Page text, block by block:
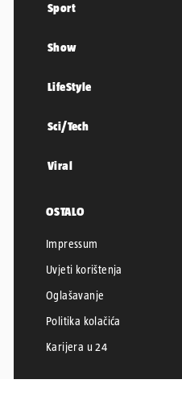
Sport
Show
LifeStyle
Sci/Tech
Viral
OSTALO
Impressum
Uvjeti korištenja
Oglašavanje
Politika kolačića
Karijera u 24